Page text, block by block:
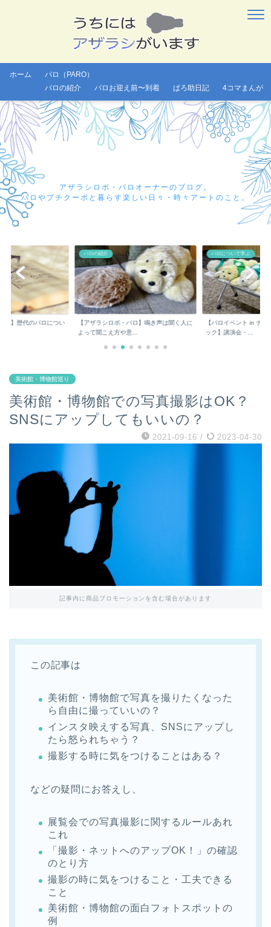
ホーム
パロ（PARO）
パロの紹介
パロお迎え前〜到着 ぱろ助日記 4コマまんが
アザラシロボ・パロオーナーのブログ。
パロやプチクーボと暮らす楽しい日々・時々アートのこと。
ロ】歴代のパロについ
パロの紹介
【アザラシロボ・パロ】鳴き声は聞く人に
よって聞こえ方や意...
パロについて学ぶ
【パロイベント in ナ
ック】講演会・...
美術館・博物館巡り
美術館・博物館での写真撮影はOK？
SNSにアップしてもいいの？
2021-09-16 / 2023-04-30
記事内に商品プロモーションを含む場合があります
この記事は
美術館・博物館で写真を撮りたくなった
ら自由に撮っていいの？
インスタ映えする写真、SNSにアップし
たら怒られちゃう？
撮影する時に気をつけることはある？
などの疑問にお答えし、
展覧会での写真撮影に関するルールあれ
これ
「撮影・ネットへのアップOK！」の確認
のとり方
撮影の時に気をつけること・工夫できる
こと
美術館・博物館の面白フォトスポットの
例